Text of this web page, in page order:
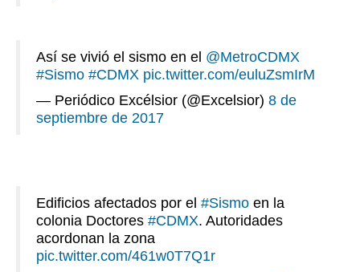
Así se vivió el sismo en el @MetroCDMX
#Sismo #CDMX pic.twitter.com/euluZsmIrM
— Periódico Excélsior (@Excelsior) 8 de
septiembre de 2017
Edificios afectados por el #Sismo en la
colonia Doctores #CDMX. Autoridades
acordonan la zona
pic.twitter.com/461w0T7Q1r